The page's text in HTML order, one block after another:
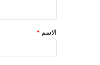
ق
*
الاسم *